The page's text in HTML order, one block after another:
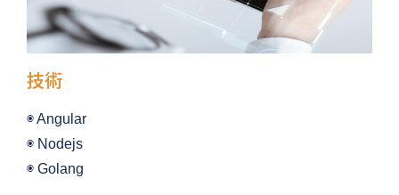
技術
◉ Angular
◉ Nodejs
◉ Golang